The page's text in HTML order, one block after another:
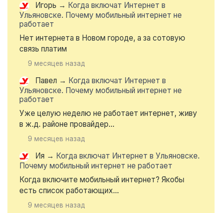
Игорь → Когда включат Интернет в
Ульяновске. Почему мобильный интернет не
работает
Нет интернета в Новом городе, а за сотовую
связь платим
9 месяцев назад
Павел → Когда включат Интернет в
Ульяновске. Почему мобильный интернет не
работает
Уже целую неделю не работает интернет, живу
в ж.д. районе провайдер...
9 месяцев назад
Ия → Когда включат Интернет в Ульяновске.
Почему мобильный интернет не работает
Когда включите мобильный интернет? Якобы
есть список работающих...
9 месяцев назад